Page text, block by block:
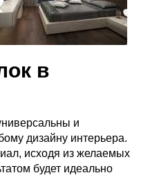
в
и
дизайну интерьера.
исходя из желаемых
будет идеально